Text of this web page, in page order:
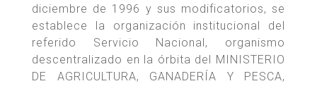
diciembre de 1996 y sus modificatorios, se
establece la organización institucional del
referido Servicio Nacional, organismo
descentralizado en la órbita del MINISTERIO
DE AGRICULTURA, GANADERÍA Y PESCA,